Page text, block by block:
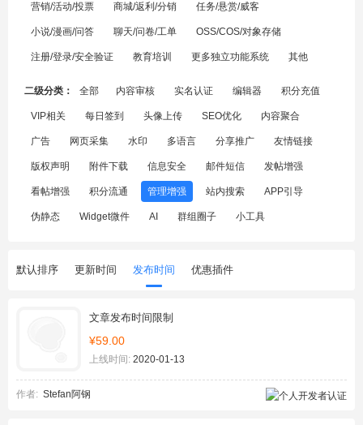
营销/活动/投票 商城/返利/分销 任务/悬赏/威客
小说/漫画/问答 聊天/问卷/工单 OSS/COS/对象存储
注册/登录/安全验证 教育培训 更多独立功能系统 其他
二级分类： 全部 内容审核 实名认证 编辑器 积分充值
VIP相关 每日签到 头像上传 SEO优化 内容聚合
广告 网页采集 水印 多语言 分享推广 友情链接
版权声明 附件下载 信息安全 邮件短信 发帖增强
看帖增强 积分流通 管理增强 站内搜索 APP引导
伪静态 Widget微件 AI 群组圈子 小工具
默认排序 更新时间 发布时间 优惠插件
文章发布时间限制
¥59.00
上线时间: 2020-01-13
作者: Stefan阿钢